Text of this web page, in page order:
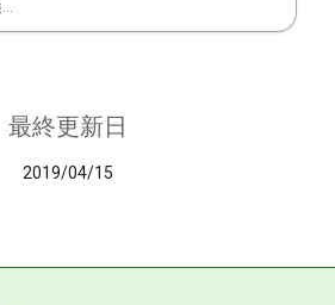
最終更新日
2019/04/15